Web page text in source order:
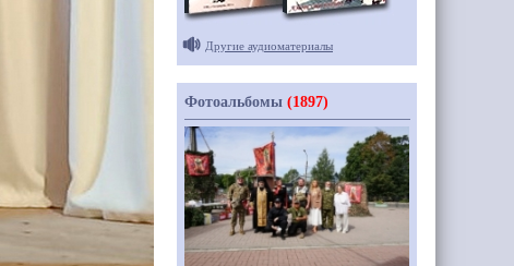
Другие аудиоматериалы
Фотоальбомы (1897)